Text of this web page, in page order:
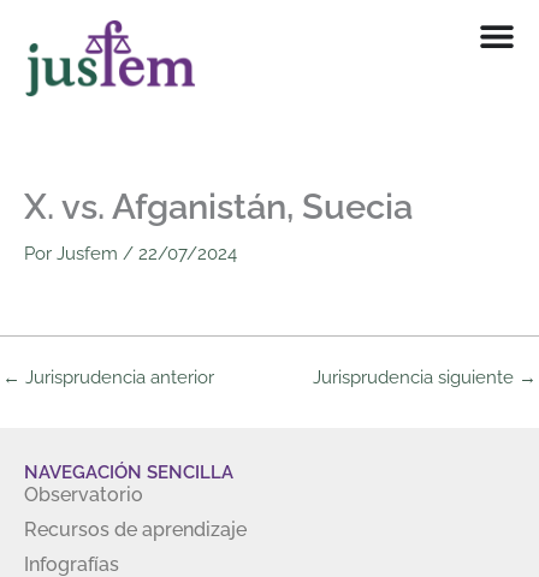
contenido
X. vs. Afganistán, Suecia
Por Jusfem / 22/07/2024
← Jurisprudencia anterior Jurisprudencia siguiente →
NAVEGACIÓN SENCILLA
Observatorio
Recursos de aprendizaje
Infografías